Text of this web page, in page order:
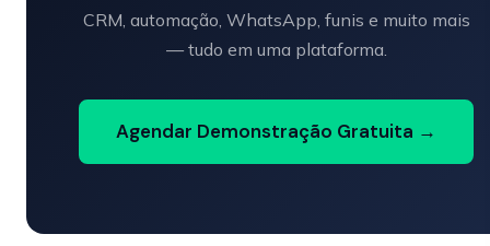
CRM, automação, WhatsApp, funis e muito mais
— tudo em uma plataforma.
Agendar Demonstração Gratuita →